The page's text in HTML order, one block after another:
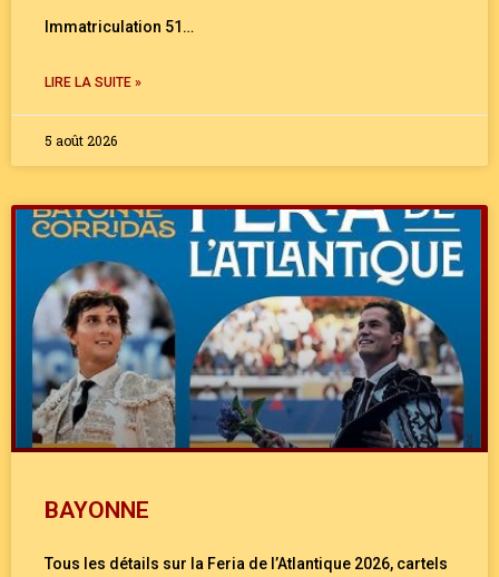
Immatriculation 51…
LIRE LA SUITE »
5 août 2026
BAYONNE
Tous les détails sur la Feria de l’Atlantique 2026, cartels